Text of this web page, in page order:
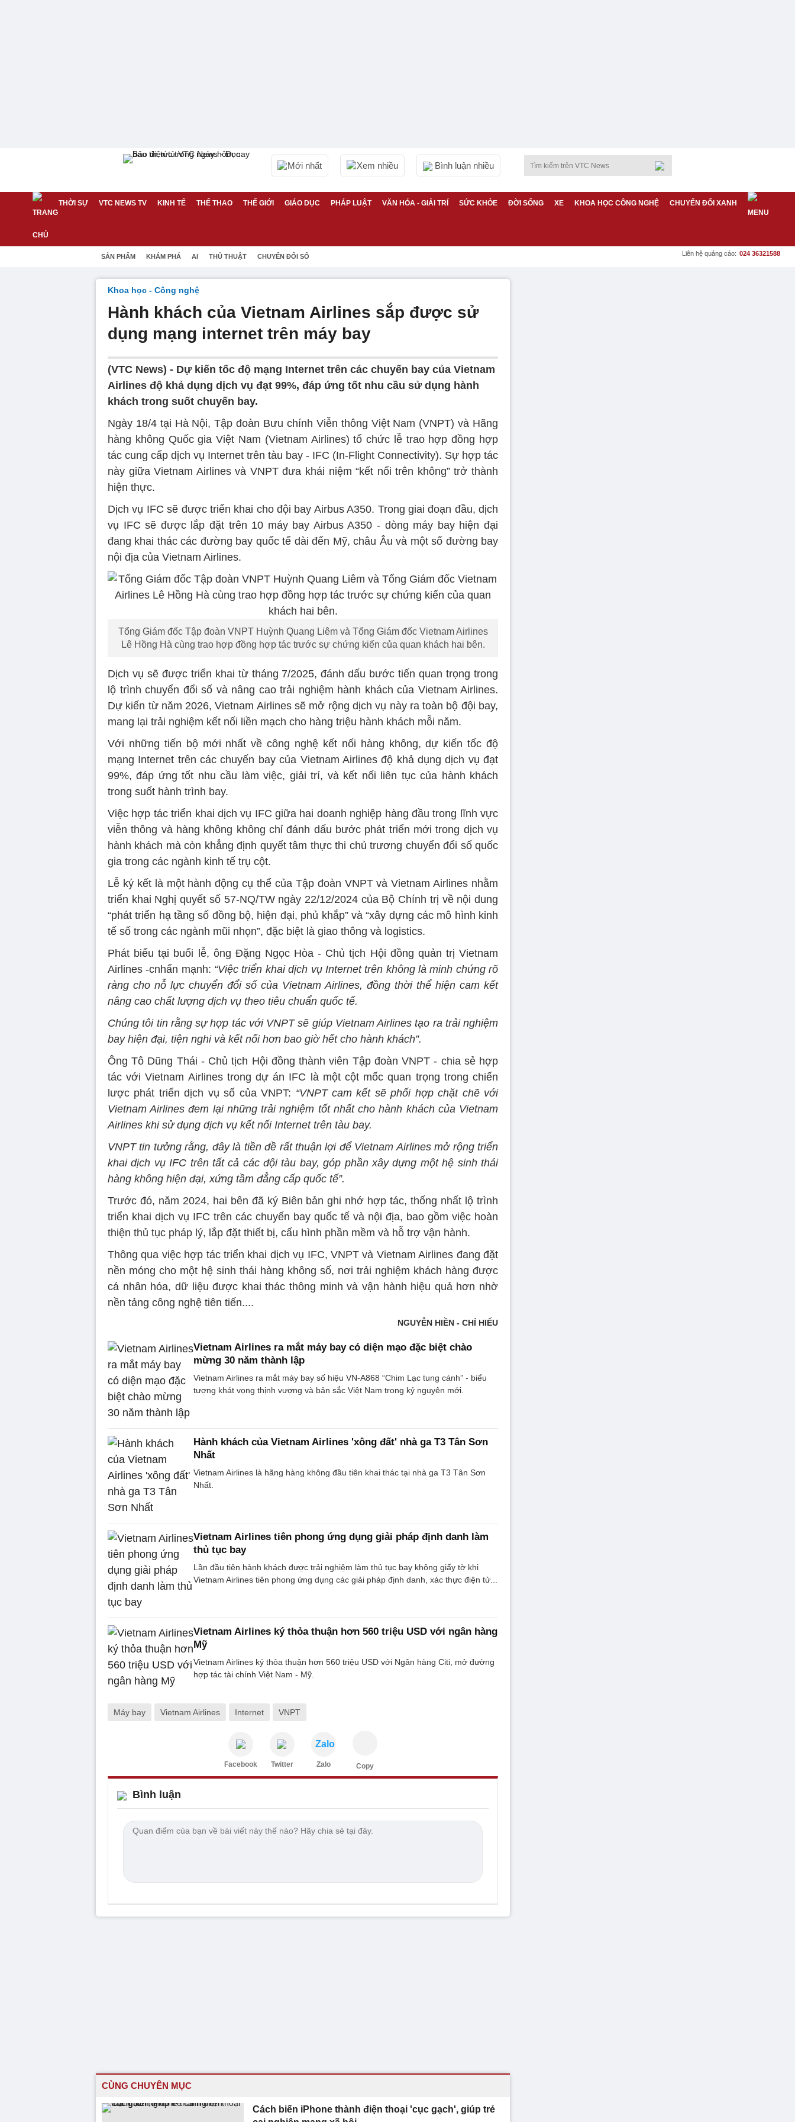
Mới nhất Xem nhiều Bình luận nhiều
THỜI SỰ VTC NEWS TV KINH TẾ THỂ THAO THẾ GIỚI GIÁO DỤC PHÁP LUẬT VĂN HÓA - GIẢI TRÍ SỨC KHỎE ĐỜI SỐNG XE KHOA HỌC CÔNG NGHỆ CHUYỂN ĐỔI XANH
SẢN PHẨM KHÁM PHÁ AI THỦ THUẬT CHUYỂN ĐỔI SỐ Liên hệ quảng cáo: 024 36321588
Khoa học - Công nghệ
Hành khách của Vietnam Airlines sắp được sử
dụng mạng internet trên máy bay
(VTC News) - Dự kiến tốc độ mạng Internet trên các chuyến bay của Vietnam
Airlines độ khả dụng dịch vụ đạt 99%, đáp ứng tốt nhu cầu sử dụng hành
khách trong suốt chuyến bay.
Ngày 18/4 tại Hà Nội, Tập đoàn Bưu chính Viễn thông Việt Nam (VNPT) và Hãng
hàng không Quốc gia Việt Nam (Vietnam Airlines) tổ chức lễ trao hợp đồng hợp
tác cung cấp dịch vụ Internet trên tàu bay - IFC (In-Flight Connectivity). Sự hợp tác
này giữa Vietnam Airlines và VNPT đưa khái niệm “kết nối trên không” trở thành
hiện thực.
Dịch vụ IFC sẽ được triển khai cho đội bay Airbus A350. Trong giai đoạn đầu, dịch
vụ IFC sẽ được lắp đặt trên 10 máy bay Airbus A350 - dòng máy bay hiện đại
đang khai thác các đường bay quốc tế dài đến Mỹ, châu Âu và một số đường bay
nội địa của Vietnam Airlines.
Tổng Giám đốc Tập đoàn VNPT Huỳnh Quang Liêm và Tổng Giám đốc Vietnam Airlines
Lê Hồng Hà cùng trao hợp đồng hợp tác trước sự chứng kiến của quan khách hai bên.
Dịch vụ sẽ được triển khai từ tháng 7/2025, đánh dấu bước tiến quan trọng trong
lộ trình chuyển đổi số và nâng cao trải nghiệm hành khách của Vietnam Airlines.
Dự kiến từ năm 2026, Vietnam Airlines sẽ mở rộng dịch vụ này ra toàn bộ đội bay,
mang lại trải nghiệm kết nối liền mạch cho hàng triệu hành khách mỗi năm.
Với những tiến bộ mới nhất về công nghệ kết nối hàng không, dự kiến tốc độ
mạng Internet trên các chuyến bay của Vietnam Airlines độ khả dụng dịch vụ đạt
99%, đáp ứng tốt nhu cầu làm việc, giải trí, và kết nối liên tục của hành khách
trong suốt hành trình bay.
Việc hợp tác triển khai dịch vụ IFC giữa hai doanh nghiệp hàng đầu trong lĩnh vực
viễn thông và hàng không không chỉ đánh dấu bước phát triển mới trong dịch vụ
hành khách mà còn khẳng định quyết tâm thực thi chủ trương chuyển đổi số quốc
gia trong các ngành kinh tế trụ cột.
Lễ ký kết là một hành động cụ thể của Tập đoàn VNPT và Vietnam Airlines nhằm
triển khai Nghị quyết số 57-NQ/TW ngày 22/12/2024 của Bộ Chính trị về nội dung
“phát triển hạ tầng số đồng bộ, hiện đại, phủ khắp” và “xây dựng các mô hình kinh
tế số trong các ngành mũi nhọn”, đặc biệt là giao thông và logistics.
Phát biểu tại buổi lễ, ông Đặng Ngọc Hòa - Chủ tịch Hội đồng quản trị Vietnam
Airlines -cnhấn mạnh: “Việc triển khai dịch vụ Internet trên không là minh chứng rõ
ràng cho nỗ lực chuyển đổi số của Vietnam Airlines, đồng thời thể hiện cam kết
nâng cao chất lượng dịch vụ theo tiêu chuẩn quốc tế.
Chúng tôi tin rằng sự hợp tác với VNPT sẽ giúp Vietnam Airlines tạo ra trải nghiệm
bay hiện đại, tiện nghi và kết nối hơn bao giờ hết cho hành khách”.
Ông Tô Dũng Thái - Chủ tịch Hội đồng thành viên Tập đoàn VNPT - chia sẻ hợp
tác với Vietnam Airlines trong dự án IFC là một cột mốc quan trọng trong chiến
lược phát triển dịch vụ số của VNPT: “VNPT cam kết sẽ phối hợp chặt chẽ với
Vietnam Airlines đem lại những trải nghiệm tốt nhất cho hành khách của Vietnam
Airlines khi sử dụng dịch vụ kết nối Internet trên tàu bay.
VNPT tin tưởng rằng, đây là tiền đề rất thuận lợi để Vietnam Airlines mở rộng triển
khai dịch vụ IFC trên tất cả các đội tàu bay, góp phần xây dựng một hệ sinh thái
hàng không hiện đại, xứng tầm đẳng cấp quốc tế”.
Trước đó, năm 2024, hai bên đã ký Biên bản ghi nhớ hợp tác, thống nhất lộ trình
triển khai dịch vụ IFC trên các chuyến bay quốc tế và nội địa, bao gồm việc hoàn
thiện thủ tục pháp lý, lắp đặt thiết bị, cấu hình phần mềm và hỗ trợ vận hành.
Thông qua việc hợp tác triển khai dịch vụ IFC, VNPT và Vietnam Airlines đang đặt
nền móng cho một hệ sinh thái hàng không số, nơi trải nghiệm khách hàng được
cá nhân hóa, dữ liệu được khai thác thông minh và vận hành hiệu quả hơn nhờ
nền tảng công nghệ tiên tiến....
NGUYỄN HIỀN - CHÍ HIẾU
Vietnam Airlines ra mắt máy bay có diện mạo đặc biệt chào
mừng 30 năm thành lập
Vietnam Airlines ra mắt máy bay số hiệu VN-A868 “Chim Lạc tung cánh” - biểu
tượng khát vọng thịnh vượng và bản sắc Việt Nam trong kỷ nguyên mới.
Hành khách của Vietnam Airlines 'xông đất' nhà ga T3 Tân Sơn
Nhất
Vietnam Airlines là hãng hàng không đầu tiên khai thác tại nhà ga T3 Tân Sơn
Nhất.
Vietnam Airlines tiên phong ứng dụng giải pháp định danh làm
thủ tục bay
Lần đầu tiên hành khách được trải nghiệm làm thủ tục bay không giấy tờ khi
Vietnam Airlines tiên phong ứng dụng các giải pháp định danh, xác thực điện tử...
Vietnam Airlines ký thỏa thuận hơn 560 triệu USD với ngân hàng
Mỹ
Vietnam Airlines ký thỏa thuận hơn 560 triệu USD với Ngân hàng Citi, mở đường
hợp tác tài chính Việt Nam - Mỹ.
Máy bay Vietnam Airlines Internet VNPT
Facebook Twitter
Zalo
Zalo Copy
Bình luận
CÙNG CHUYÊN MỤC
Cách biến iPhone thành điện thoại 'cục gạch', giúp trẻ